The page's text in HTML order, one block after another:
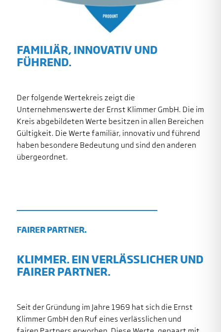
FAMILIÄR, INNOVATIV UND
FÜHREND.
Der folgende Wertekreis zeigt die
Unternehmenswerte der Ernst Klimmer GmbH. Die im
Kreis abgebildeten Werte besitzen in allen Bereichen
Gültigkeit. Die Werte familiär, innovativ und führend
haben besondere Bedeutung und sind den anderen
übergeordnet.
FAIRER PARTNER.
KLIMMER. EIN VERLÄSSLICHER UND
FAIRER PARTNER.
Seit der Gründung im Jahre 1969 hat sich die Ernst
Klimmer GmbH den Ruf eines verlässlichen und